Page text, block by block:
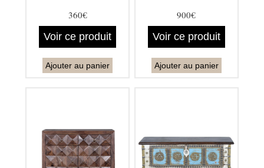
360€
Voir ce produit
Ajouter au panier
900€
Voir ce produit
Ajouter au panier